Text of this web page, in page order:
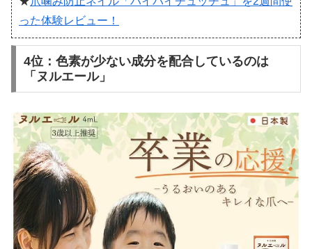
った体験レビュー！
4位：色素が少ない成分を配合しているのは
「ヌルエール」